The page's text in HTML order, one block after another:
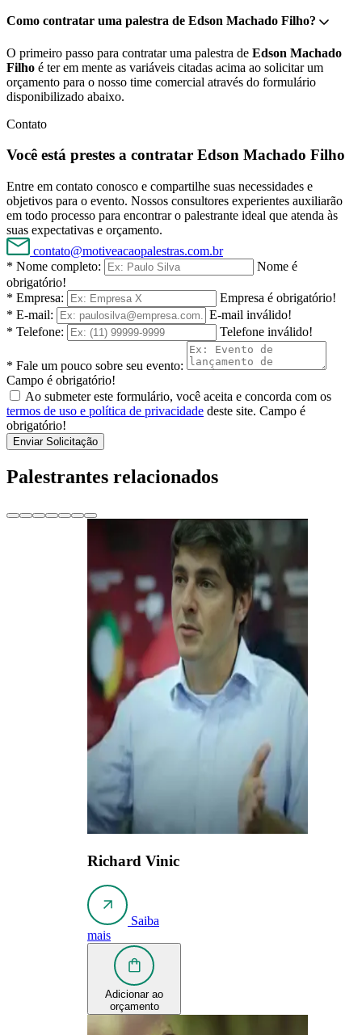
Como contratar uma palestra de Edson Machado Filho?
O primeiro passo para contratar uma palestra de Edson Machado
Filho é ter em mente as variáveis citadas acima ao solicitar um
orçamento para o nosso time comercial através do formulário
disponibilizado abaixo.
Contato
Você está prestes a contratar Edson Machado Filho
Entre em contato conosco e compartilhe suas necessidades e
objetivos para o evento. Nossos consultores experientes auxiliarão
em todo processo para encontrar o palestrante ideal que atenda às
suas expectativas e orçamento.
contato@motiveacaopalestras.com.br
* Nome completo:
Nome é
obrigatório!
* Empresa:
Empresa é obrigatório!
* E-mail:
E-mail inválido!
* Telefone:
Telefone inválido!
* Fale um pouco sobre seu evento:
Campo é obrigatório!
Ao submeter este formulário, você aceita e concorda com os
termos de uso e política de privacidade deste site. Campo é
obrigatório!
Enviar Solicitação
Palestrantes relacionados
Richard Vinic
Saiba
mais
Adicionar ao
orçamento